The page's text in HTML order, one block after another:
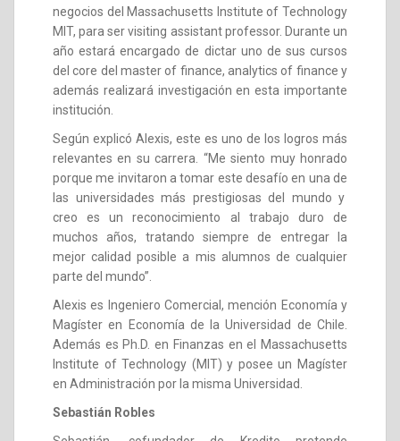
negocios del Massachusetts Institute of Technology
MIT, para ser visiting assistant professor. Durante un
año estará encargado de dictar uno de sus cursos
del core del master of finance, analytics of finance y
además realizará investigación en esta importante
institución.
Según explicó Alexis, este es uno de los logros más
relevantes en su carrera. “Me siento muy honrado
porque me invitaron a tomar este desafío en una de
las universidades más prestigiosas del mundo y
creo es un reconocimiento al trabajo duro de
muchos años, tratando siempre de entregar la
mejor calidad posible a mis alumnos de cualquier
parte del mundo”.
Alexis es Ingeniero Comercial, mención Economía y
Magíster en Economía de la Universidad de Chile.
Además es Ph.D. en Finanzas en el Massachusetts
Institute of Technology (MIT) y posee un Magíster
en Administración por la misma Universidad.
Sebastián Robles